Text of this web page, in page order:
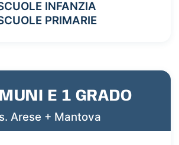
INFANZIA
PRIMARIE
E 1 GRADO
Arese + Mantova